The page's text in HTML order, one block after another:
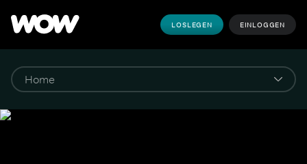
LOSLEGEN EINLOGGEN